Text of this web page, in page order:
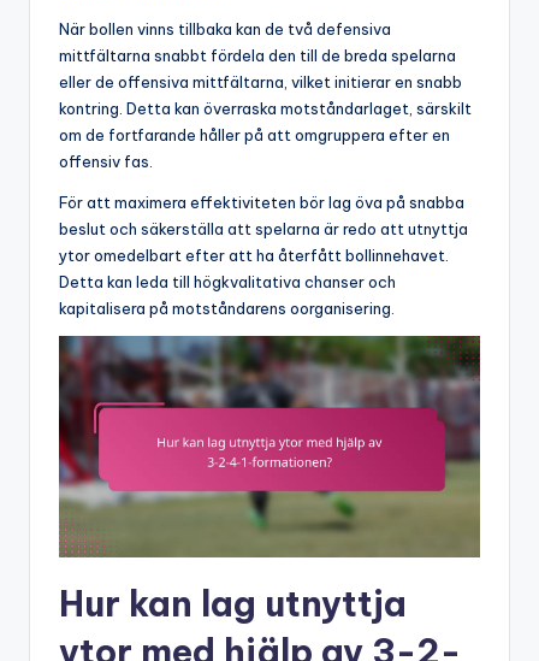
När bollen vinns tillbaka kan de två defensiva
mittfältarna snabbt fördela den till de breda spelarna
eller de offensiva mittfältarna, vilket initierar en snabb
kontring. Detta kan överraska motståndarlaget, särskilt
om de fortfarande håller på att omgruppera efter en
offensiv fas.
För att maximera effektiviteten bör lag öva på snabba
beslut och säkerställa att spelarna är redo att utnyttja
ytor omedelbart efter att ha återfått bollinnehavet.
Detta kan leda till högkvalitativa chanser och
kapitalisera på motståndarens oorganisering.
Hur kan lag utnyttja
ytor med hjälp av 3-2-